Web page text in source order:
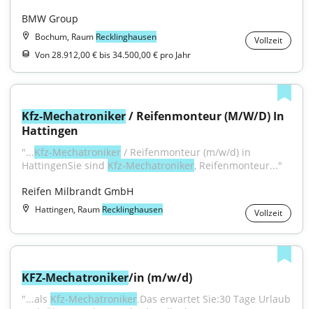
BMW Group
Bochum, Raum Recklinghausen
Vollzeit
Von 28.912,00 € bis 34.500,00 € pro Jahr
Kfz-Mechatroniker / Reifenmonteur (M/W/D) In
Hattingen
"...Kfz-Mechatroniker / Reifenmonteur (m/w/d) in
HattingenSie sind Kfz-Mechatroniker, Reifenmonteur..."
Reifen Milbrandt GmbH
Hattingen, Raum Recklinghausen Vollzeit
KFZ-Mechatroniker/in (m/w/d)
"...als Kfz-Mechatroniker.Das erwartet Sie:30 Tage Urlaub